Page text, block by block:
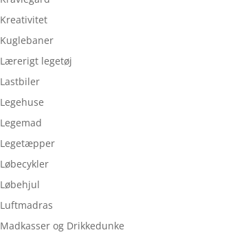
Kreativitet
Kuglebaner
Lærerigt legetøj
Lastbiler
Legehuse
Legemad
Legetæpper
Løbecykler
Løbehjul
Luftmadras
Madkasser og Drikkedunke